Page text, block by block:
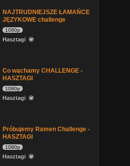
NAJTRUDNIEJSZE ŁAMAŃCE
JĘZYKOWE challenge
1080p
Hasztagi
Co wąchamy CHALLENGE -
HASZTAGI
1080p
Hasztagi
Próbujemy Ramen Challenge -
HASZTAGI
1080p
Hasztagi